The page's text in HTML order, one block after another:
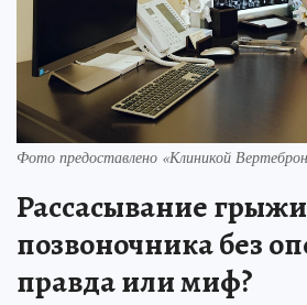
Фото предоставлено «Клиникой
Рассасывание грыжи
позвоночника без
правда или миф?